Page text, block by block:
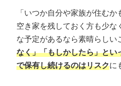
「いつか自分や家族が住む
空き家を残しておく方も少な
な予定があるなら素晴らしい
なく」「もしかしたら」とい
で保有し続けるのはリスクに